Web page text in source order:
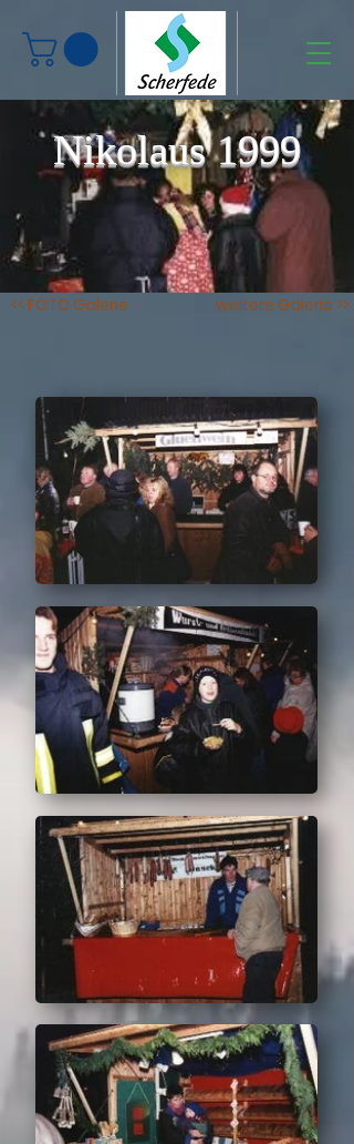
<< FOTO Galerie weitere Galerie >>
Nikolaus 1999